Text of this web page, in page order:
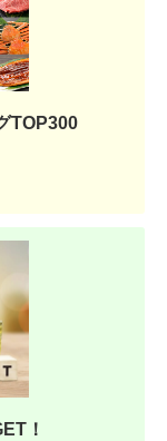
TOP300
！